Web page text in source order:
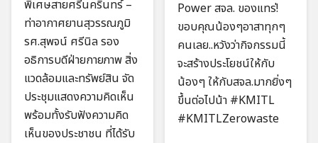
พิเศษสายศรีนครินทร์ –
ท่าอากาศยานสุวรรณภูมิ
รศ.สุพจน์ ศรีนิล รอง
อธิการบดีฝ่ายกายภาพ สิ่ง
แวดล้อมและทรัพย์สิน จัด
ประชุมแสดงความคิดเห็น
พร้อมทั้งรับฟังความคิด
เห็นของประชาชน ที่ได้รับ
Power สจล. ของแทร่!
ขอบคุณน้องๆอาสาทุกๆ
คนเลย..หวังว่ากิจกรรมนี้
จะสร้างประโยชน์ให้กับ
น้องๆ ให้กับสจล.มากยิ่งๆ
ขึ้นต่อไปน้า #KMITL
#KMITLZerowaste